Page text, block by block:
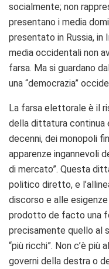
socialmente; non
presentano i media
presentato in Russia, in
media occidentali non
farsa. Ma si guardano
una “democrazia”
La farsa elettorale è il
della dittatura continua
decenni, dei monopoli
apparenze ingannevoli
di mercato”. Questa
politico diretto, e
discorso e alle
prodotto de facto una
precisamente quello al
“più ricchi”. Non c’è
governi della destra o